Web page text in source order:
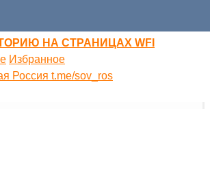
НА СТРАНИЦАХ WFI
Избранное
Россия t.me/sov_ros